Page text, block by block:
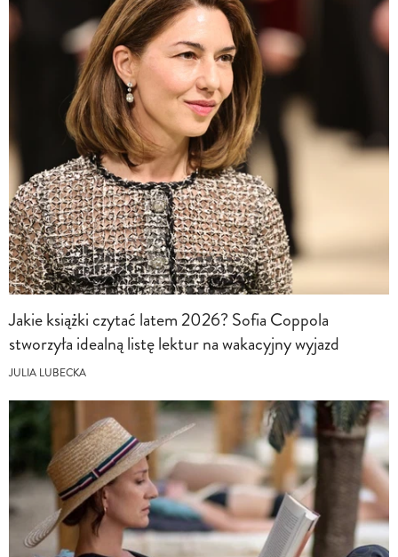
Jakie książki czytać latem 2026? Sofia Coppola
stworzyła idealną listę lektur na wakacyjny wyjazd
JULIA LUBECKA